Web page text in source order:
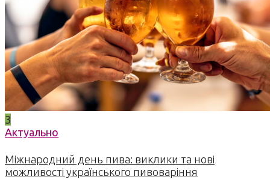
3
Актуально
Міжнародний день пива: виклики та нові
можливості українського пивоваріння